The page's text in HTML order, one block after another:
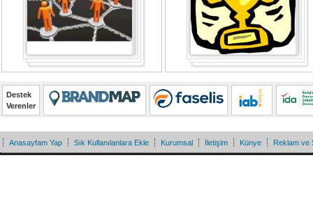
Destek
Verenler
Anasayfam Yap Sık Kullanılanlara Ekle Kurumsal İletişim Künye Reklam ve